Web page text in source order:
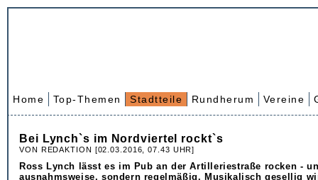
Home Top-Themen Stadtteile Rundherum Vereine
Bei Lynch`s im Nordviertel rockt`s
VON REDAKTION [02.03.2016, 07.43 UHR]
Ross Lynch lässt es im Pub an der Artilleriestraße rocken -
ausnahmsweise, sondern regelmäßig. Musikalisch gesellig